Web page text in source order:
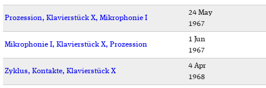
Prozession, Klavierstück X, Mikrophonie I
24 May
1967
Mikrophonie I, Klavierstück X, Prozession
1 Jun
1967
Zyklus, Kontakte, Klavierstück X
4 Apr
1968